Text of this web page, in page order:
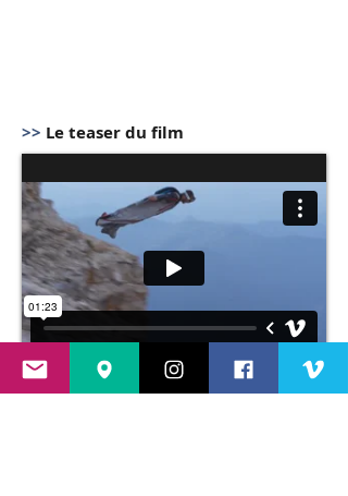
>> Le teaser du film